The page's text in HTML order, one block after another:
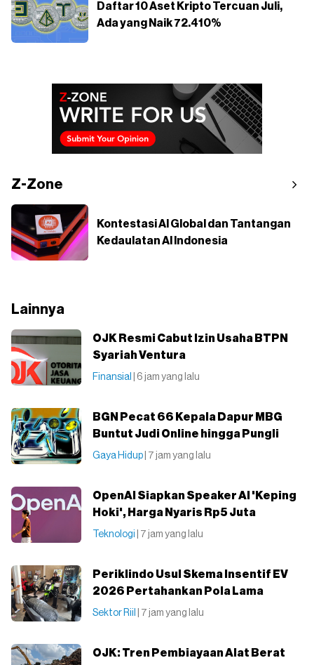
Daftar 10 Aset Kripto Tercuan Juli,
Ada yang Naik 72.410%
Z-Zone
Kontestasi AI Global dan Tantangan
Kedaulatan AI Indonesia
Lainnya
OJK Resmi Cabut Izin Usaha BTPN
Syariah Ventura
Finansial | 6 jam yang lalu
BGN Pecat 66 Kepala Dapur MBG
Buntut Judi Online hingga Pungli
Gaya Hidup | 7 jam yang lalu
OpenAI Siapkan Speaker AI 'Keping
Hoki', Harga Nyaris Rp5 Juta
Teknologi | 7 jam yang lalu
Periklindo Usul Skema Insentif EV
2026 Pertahankan Pola Lama
Sektor Riil | 7 jam yang lalu
OJK: Tren Pembiayaan Alat Berat